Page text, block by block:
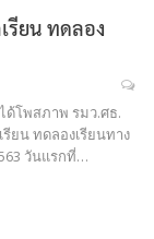
รียน ทดลอง
ด้โพสภาพ รมว.ศธ.
ยน ทดลองเรียนทาง
วันแรกที่…